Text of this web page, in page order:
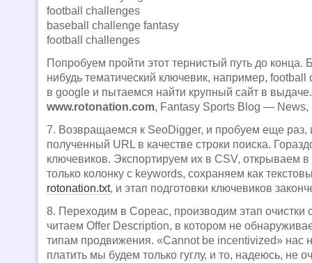
football challenges
baseball challenge fantasy
football challenges
Попробуем пройти этот тернистый путь до конца.
нибудь тематический ключевик, например,
в google и пытаемся найти крупный сайт в выдаче.
www.rotonation.com, Fantasy Sports Blog — News,
7. Возвращаемся к SeoDigger, и пробуем еще раз,
полученный URL в качестве строки поиска.
ключевиков. Экспортируем их в CSV, открываем
только колонку с keywords, сохраняем как
rotonation.txt, и этап подготовки ключевиков
8. Переходим в Copeac, производим этап очистки
читаем Offer Description, в котором не
типам продвижения. «Cannot be incentivized» нас
платить мы будем только гуглу, и то, надеюсь, не